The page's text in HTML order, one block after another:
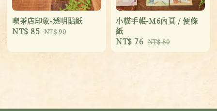
喫茶店印象-透明貼紙
Sale
NT$ 85 Regular
NT$ 90
小貓手帳-M6內頁 / 便條
紙
Sale
NT$ 76 Regular
NT$ 80